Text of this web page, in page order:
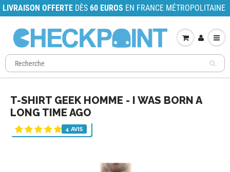
LIVRAISON OFFERTE DÈS 60 EUROS EN FRANCE MÉTROPOLITAINE
T-SHIRT GEEK HOMME - I WAS BORN A
LONG TIME AGO
4 AVIS